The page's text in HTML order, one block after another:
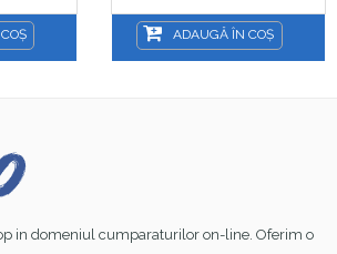
ADAUGĂ ÎN COȘ
in domeniul cumparaturilor on-line. Oferim o